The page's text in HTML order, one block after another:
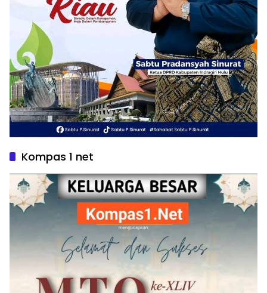
Kompas 1 net